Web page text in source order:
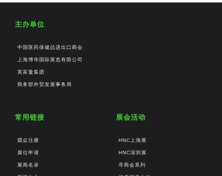
主办单位
中国医药保健品进出口商会
上海博华国际展览有限公司
英富曼集团
商务部外贸发展事务局
常用链接
观众注册
展位申请
展商名录
展会活动
HNC上海展
HNC深圳展
寻商会系列